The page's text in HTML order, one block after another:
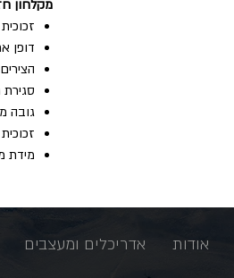
מקלחון‭ ‬חזית‭ ‬פרופיל‭ ‬ניקל‭ ‬כרום
זכוכית‭ ‬שקופה ‭ ‬.C
דופן‭ ‬אחת‭ ‬קבועה‭ ‬ודלת‭ ‬על‭ ‬ציר‭,‬ נפתחת‭ ‬פנימה‭ ‬והחוצה‭. ‬
הצירים‭ ‬עולים‭ ‬בפתיחה‭ ‬ויורדים‭ ‬בסגירה‭. ‬
סגירת‭ ‬מגנטים‭ ‬ומגב‭ ‬סיליקון‭ ‬לאטימה‭.‬
גובה‭ ‬מקלחון‭ ‬185‭ ‬ס"מ‭. ‬
זכוכית‭ ‬6‭ ‬מ"מ‭. ‬
מידת‭ ‬מקלחון‭ ‬91.5-153‭ ‬ס"מ‭.‬
אודות אדריכלים ומעצבים